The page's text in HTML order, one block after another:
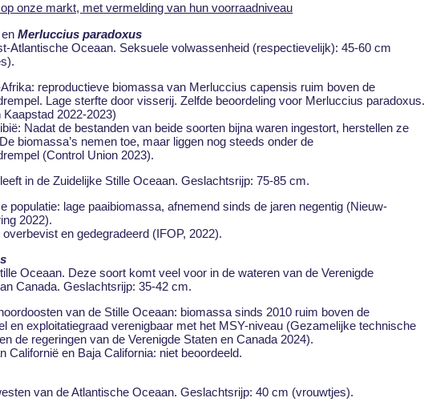
onze markt, met vermelding van hun voorraadniveau
enMerluccius paradoxus
Atlantische Oceaan. Seksuele volwassenheid (respectievelijk): 45-60 cm
reproductieve biomassa van Merluccius capensis ruim boven de
Lage sterfte door visserij. Zelfde beoordeling voor Merluccius paradoxus.
2022-2023)
Nadat de bestanden van beide soorten bijna waren ingestort, herstellen ze
biomassa’s nemen toe, maar liggen nog steeds onder de
(Control Union 2023).
leeft in de Zuidelijke Stille Oceaan. Geslachtsrijp: 75-85 cm.
populatie: lage paaibiomassa, afnemend sinds de jaren negentig (Nieuw-
2022).
en gedegradeerd (IFOP, 2022).
Oceaan. Deze soort komt veel voor in de wateren van de Verenigde
Canada. Geslachtsrijp: 35-42 cm.
van de Stille Oceaan: biomassa sinds 2010 ruim boven de
en exploitatiegraad verenigbaar met het MSY-niveau (Gezamelijke technische
de regeringen van de Verenigde Staten en Canada 2024).
Californië en Baja California: niet beoordeeld.
van de Atlantische Oceaan. Geslachtsrijp: 40 cm (vrouwtjes).